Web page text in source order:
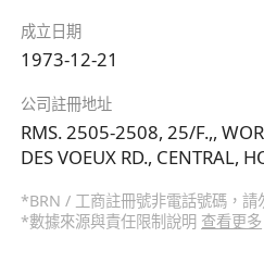
成立日期
1973-12-21
公司註冊地址
RMS. 2505-2508, 25/F.,,
DES VOEUX RD., CENTRAL,
*BRN / 工商註冊號非電話號碼，請
*數據來源與責任限制說明 查看更多